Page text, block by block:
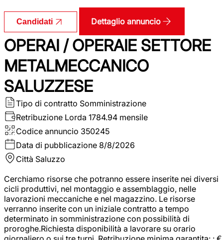
Candidati Dettaglio annuncio
OPERAI / OPERAIE SETTORE
METALMECCANICO
SALUZZESE
Tipo di contratto Somministrazione
Retribuzione Lorda 1784.94 mensile
Codice annuncio 350245
Data di pubblicazione 8/8/2026
Città Saluzzo
Cerchiamo risorse che potranno essere inserite nei diversi
cicli produttivi, nel montaggio e assemblaggio, nelle
lavorazioni meccaniche e nel magazzino. Le risorse
verranno inserite con un iniziale contratto a tempo
determinato in somministrazione con possibilità di
proroghe.Richiesta disponibilità a lavorare su orario